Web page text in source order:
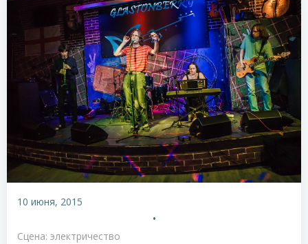
10 июня, 2015
•
Сцена: электричество